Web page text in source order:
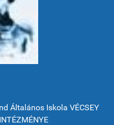
Általános Iskola VÉCSEY